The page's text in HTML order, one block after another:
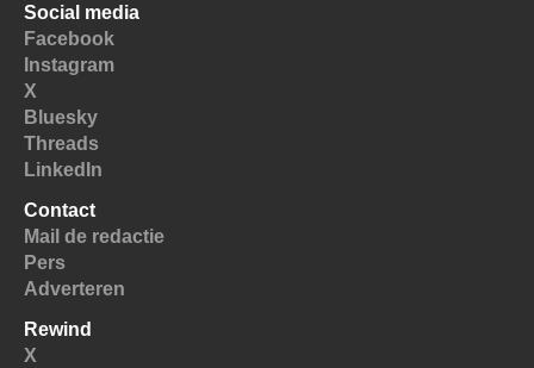
Social media
Facebook
Instagram
X
Bluesky
Threads
LinkedIn
Contact
Mail de redactie
Pers
Adverteren
Rewind
X